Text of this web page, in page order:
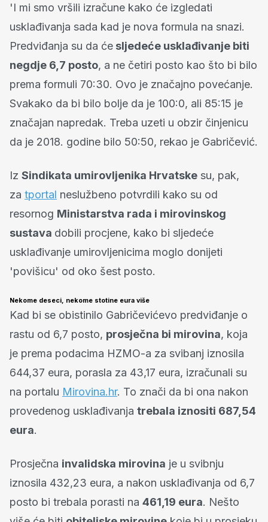
'I mi smo vršili izračune kako će izgledati
usklađivanja sada kad je nova formula na snazi.
Predviđanja su da će sljedeće usklađivanje biti
negdje 6,7 posto, a ne četiri posto kao što bi bilo
prema formuli 70:30. Ovo je značajno povećanje.
Svakako da bi bilo bolje da je 100:0, ali 85:15 je
značajan napredak. Treba uzeti u obzir činjenicu
da je 2018. godine bilo 50:50, rekao je Gabričević.
Iz Sindikata umirovljenika Hrvatske su, pak,
za tportal neslužbeno potvrdili kako su od
resornog Ministarstva rada i mirovinskog
sustava dobili procjene, kako bi sljedeće
usklađivanje umirovljenicima moglo donijeti
'povišicu' od oko šest posto.
Nekome deseci, nekome stotine eura više
Kad bi se obistinilo Gabričevićevo predviđanje o
rastu od 6,7 posto, prosječna bi mirovina, koja
je prema podacima HZMO-a za svibanj iznosila
644,37 eura, porasla za 43,17 eura, izračunali su
na portalu Mirovina.hr. To znači da bi ona nakon
provedenog usklađivanja trebala iznositi 687,54
eura.
Prosječna invalidska mirovina je u svibnju
iznosila 432,23 eura, a nakon usklađivanja od 6,7
posto bi trebala porasti na 461,19 eura. Nešto